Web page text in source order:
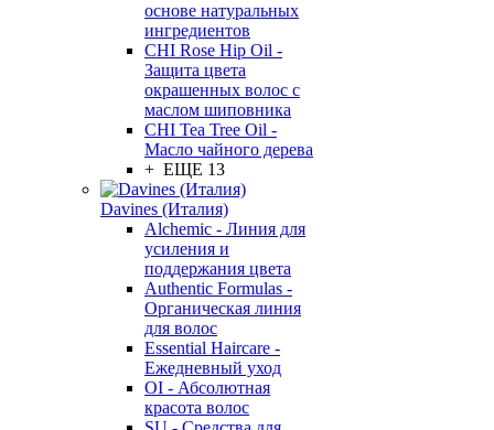
основе натуральных
ингредиентов
CHI Rose Hip Oil -
Защита цвета
окрашенных волос с
маслом шиповника
CHI Tea Tree Oil -
Масло чайного дерева
+ ЕЩЕ 13
Davines (Италия)
Alchemic - Линия для
усиления и
поддержания цвета
Authentic Formulas -
Органическая линия
для волос
Essential Haircare -
Eжедневный уход
OI - Абсолютная
красота волос